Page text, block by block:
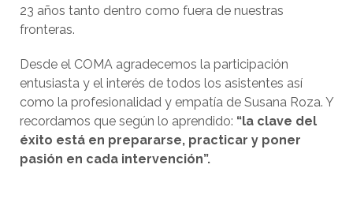
23 años tanto dentro como fuera de nuestras
fronteras.
Desde el COMA agradecemos la participación
entusiasta y el interés de todos los asistentes así
como la profesionalidad y empatía de Susana Roza. Y
recordamos que según lo aprendido: “la clave del
éxito está en prepararse, practicar y poner
pasión en cada intervención”.